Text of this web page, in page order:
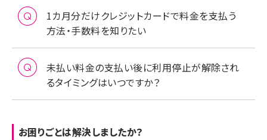
1カ月分だけクレジットカードで料金を支払う
方法・手数料を知りたい
未払い料金の支払い後に利用停止が解除され
るタイミングはいつですか？
お困りごとは解決しましたか？